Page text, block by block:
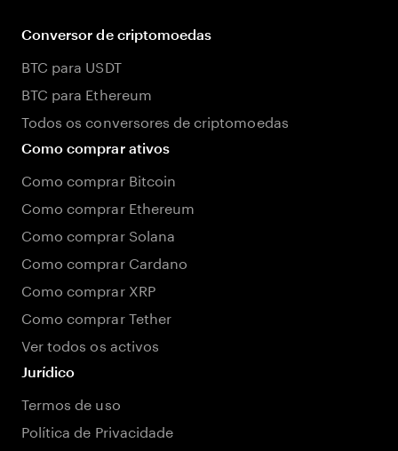
Conversor de criptomoedas
BTC para USDT
BTC para Ethereum
Todos os conversores de criptomoedas
Como comprar ativos
Como comprar Bitcoin
Como comprar Ethereum
Como comprar Solana
Como comprar Cardano
Como comprar XRP
Como comprar Tether
Ver todos os activos
Jurídico
Termos de uso
Política de Privacidade